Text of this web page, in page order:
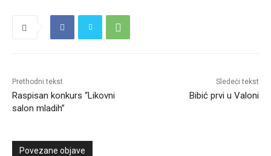
Prethodni tekst
Raspisan konkurs “Likovni
salon mladih”
Sledeći tekst
Bibić prvi u Valoni
Povezane objave